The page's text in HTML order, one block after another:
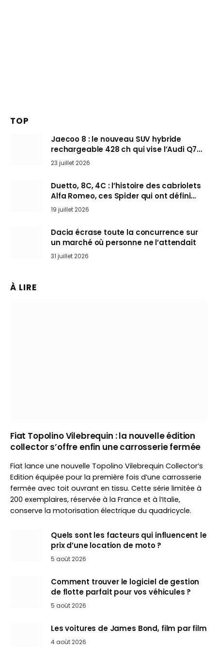
TOP
Jaecoo 8 : le nouveau SUV hybride
rechargeable 428 ch qui vise l’Audi Q7
arrive en Europe cet automne
23 juillet 2026
Duetto, 8C, 4C : l’histoire des cabriolets
Alfa Romeo, ces Spider qui ont défini
l’art de rouler cheveux au vent
19 juillet 2026
Dacia écrase toute la concurrence sur
un marché où personne ne l’attendait
31 juillet 2026
À LIRE
Fiat Topolino Vilebrequin : la nouvelle édition
collector s’offre enfin une carrosserie fermée
Fiat lance une nouvelle Topolino Vilebrequin Collector’s
Edition équipée pour la première fois d’une carrosserie
fermée avec toit ouvrant en tissu. Cette série limitée à
200 exemplaires, réservée à la France et à l’Italie,
conserve la motorisation électrique du quadricycle.
Quels sont les facteurs qui influencent le
prix d’une location de moto ?
5 août 2026
Comment trouver le logiciel de gestion
de flotte parfait pour vos véhicules ?
5 août 2026
Les voitures de James Bond, film par film
4 août 2026